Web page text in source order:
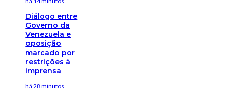
Diálogo entre
Governo da
Venezuela e
oposição
marcado por
restrições à
imprensa
há 28 minutos